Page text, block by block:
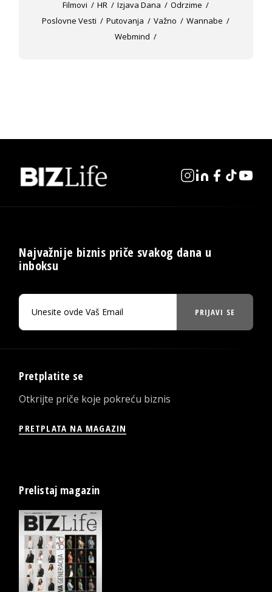
Filmovi
HR Izjava Dana
Odrzime
Poslovne Vesti
Putovanja Važno
Wannabe
Webmind
Najvažnije biznis priče svakog dana u
inboksu
PRIJAVI SE
Pretplatite se
Otkrijte priče koje pokreću biznis
PRETPLATA NA MAGAZIN
Prelistaj magazin